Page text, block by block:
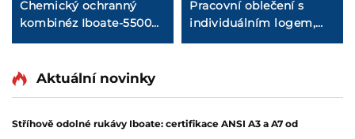
Chemický ochranný
kombinéz Iboate-5500
Premium – 3vrstvový
Pracovní oblečení s
individuálním logem,
pohodlné bezpečnostní
Aktuální novinky
Stříhově odolné rukávy Iboate: certifikace ANSI A3 a A7 od